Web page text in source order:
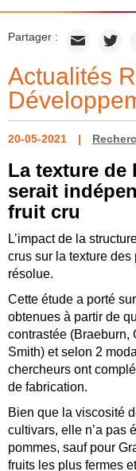
Partager :
Actualités
20-05-2021
La texture de
serait
fruit cru
L’impact de la
crus sur la texture
résolue.
Cette étude a porté
obtenues à partir de
contrastée (Braeburn,
Smith) et selon 2
chercheurs ont
de fabrication.
Bien que la viscosité
cultivars, elle n’a pas
pommes, sauf pour
fruits les plus fermes